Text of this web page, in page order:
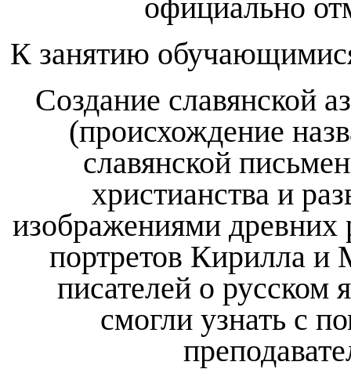
официально
К занятию
Создание славянской
(происхождение
славянской
христианства и
изображениями древних
портретов Кирилла и
писателей о русском
смогли узнать с